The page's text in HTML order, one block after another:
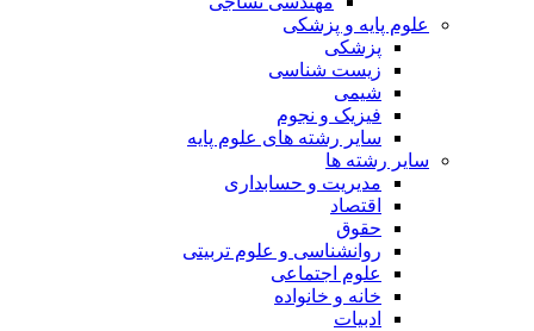
علوم پایه و پزشکی
پزشکی
زیست شناسی
شیمی
فیزیک و نجوم
سایر رشته های علوم پایه
سایر رشته ها
مدیریت و حسابداری
اقتصاد
حقوق
روانشناسی و علوم تربیتی
علوم اجتماعی
خانه و خانواده
ادبیات